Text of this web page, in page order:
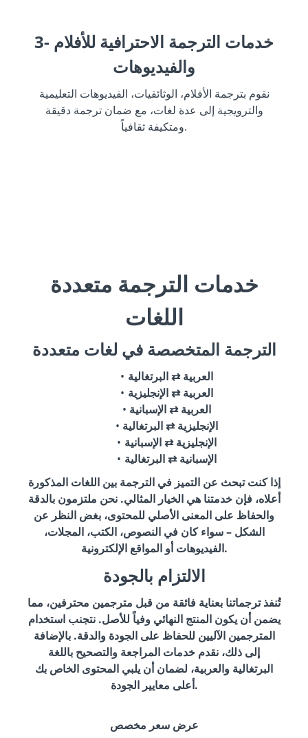
3- خدمات الترجمة الاحترافية للأفلام
والفيديوهات
نقوم بترجمة الأفلام، الوثائقيات، الفيديوهات التعليمية
والترويجية إلى عدة لغات، مع ضمان ترجمة دقيقة
ومتكيفة ثقافياً.
خدمات الترجمة متعددة
اللغات
الترجمة المتخصصة في لغات متعددة
العربية ⇄ البرتغالية
العربية ⇄ الإنجليزية
العربية ⇄ الإسبانية
الإنجليزية ⇄ البرتغالية
الإنجليزية ⇄ الإسبانية
الإسبانية ⇄ البرتغالية
إذا كنت تبحث عن التميز في الترجمة بين اللغات المذكورة
أعلاه، فإن خدمتنا هي الخيار المثالي. نحن ملتزمون بالدقة
والحفاظ على المعنى الأصلي للمحتوى، بغض النظر عن
الشكل – سواء كان في النصوص، الكتب، المجلات،
الفيديوهات أو المواقع الإلكترونية.
الالتزام بالجودة
تُنفذ ترجماتنا بعناية فائقة من قبل مترجمين محترفين، مما
يضمن أن يكون المنتج النهائي وفياً للأصل. نتجنب استخدام
المترجمين الآليين للحفاظ على الجودة والدقة. بالإضافة
إلى ذلك، نقدم خدمات المراجعة والتصحيح باللغة
البرتغالية والعربية، لضمان أن يلبي المحتوى الخاص بك
أعلى معايير الجودة.
عرض سعر مخصص